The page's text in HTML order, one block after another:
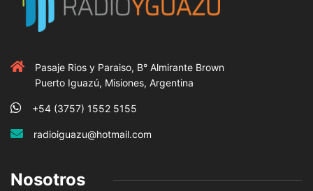
Pasaje Rios y Paraiso, B° Almirante Brown
Puerto Iguazú, Misiones, Argentina
+54 (3757) 1552 5155
radioiguazu@hotmail.com
Nosotros